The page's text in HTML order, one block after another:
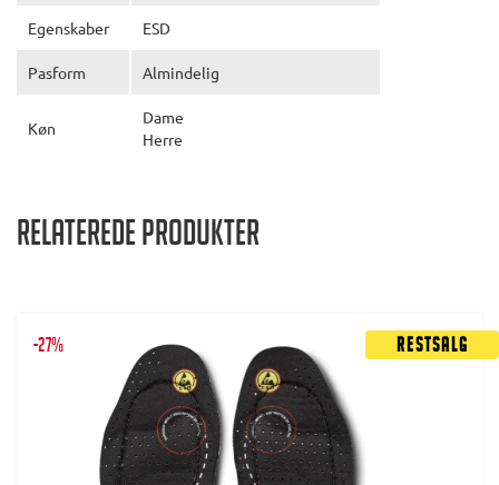
Egenskaber ESD
Pasform Almindelig
Køn
Dame
Herre
Relaterede produkter
Restsalg
-27%